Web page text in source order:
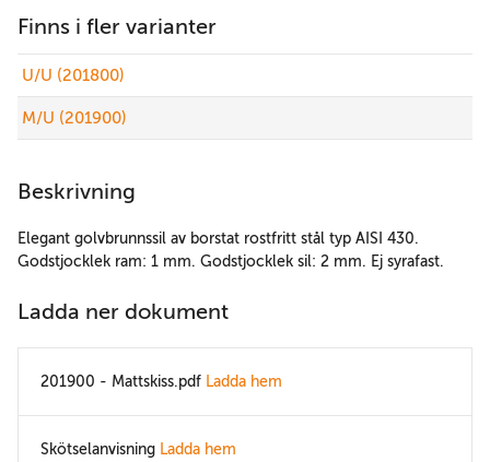
Finns i fler varianter
U/U (201800)
M/U (201900)
Beskrivning
Elegant golvbrunnssil av borstat rostfritt stål typ AISI 430.
Godstjocklek ram: 1 mm. Godstjocklek sil: 2 mm. Ej syrafast.
Ladda ner dokument
201900 - Mattskiss.pdf Ladda hem
Skötselanvisning Ladda hem